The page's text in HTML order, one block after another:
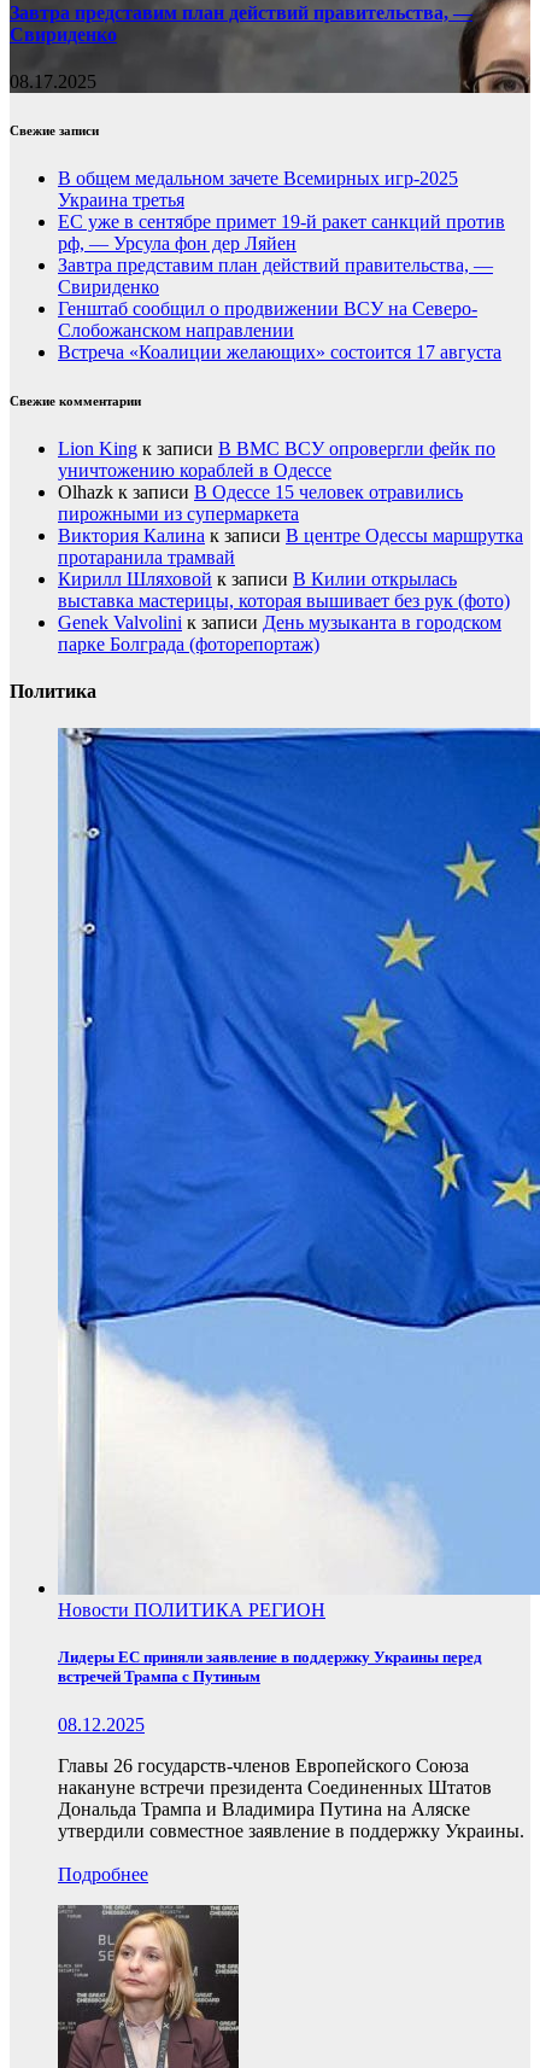
Завтра представим план действий правительства, —
Свириденко
08.17.2025
Свежие записи
В общем медальном зачете Всемирных игр-2025
Украина третья
ЕС уже в сентябре примет 19-й ракет санкций против
рф, — Урсула фон дер Ляйен
Завтра представим план действий правительства, —
Свириденко
Генштаб сообщил о продвижении ВСУ на Северо-
Слобожанском направлении
Встреча «Коалиции желающих» состоится 17 августа
Свежие комментарии
Lion King к записи В ВМС ВСУ опровергли фейк по
уничтожению кораблей в Одессе
Olhazk к записи В Одессе 15 человек отравились
пирожными из супермаркета
Виктория Калина к записи В центре Одессы маршрутка
протаранила трамвай
Кирилл Шляховой к записи В Килии открылась
выставка мастерицы, которая вышивает без рук (фото)
Genek Valvolini к записи День музыканта в городском
парке Болграда (фоторепортаж)
Политика
Новости ПОЛИТИКА РЕГИОН
Лидеры ЕС приняли заявление в поддержку Украины перед
встречей Трампа с Путиным
08.12.2025
Главы 26 государств-членов Европейского Союза
накануне встречи президента Соединенных Штатов
Дональда Трампа и Владимира Путина на Аляске
утвердили совместное заявление в поддержку Украины.
Подробнее